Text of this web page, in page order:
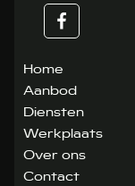
Home
Aanbod
Diensten
Werkplaats
Over ons
Contact